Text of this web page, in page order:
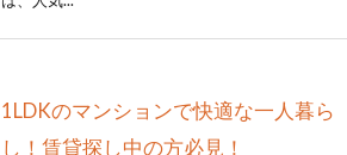
1LDKのマンションで快適な一人暮ら
し！賃貸探し中の方必見！